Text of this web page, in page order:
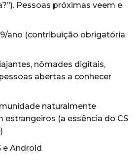
Pessoas próximas veem e
ano (contribuição obrigatória
nômades digitais,
abertas a conhecer
naturalmente
estrangeiros (a essência do CS
e Android